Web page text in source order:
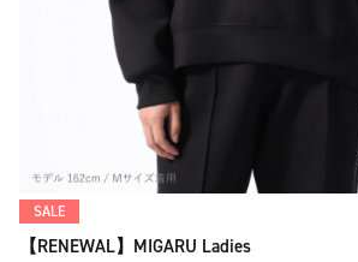
SALE
【RENEWAL】MIGARU Ladies